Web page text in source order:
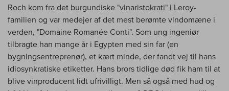
Roch kom fra det burgundiske "vinaristokrati" i Leroy-
familien og var medejer af det mest berømte vindomæne i
verden, "Domaine Romanée Conti". Som ung ingeniør
tilbragte han mange år i Egypten med sin far (en
bygningsentreprenør), et kært minde, der fandt vej til hans
idiosynkratiske etiketter. Hans brors tidlige død fik ham til at
blive vinproducent lidt ufrivilligt. Men så også med hud og